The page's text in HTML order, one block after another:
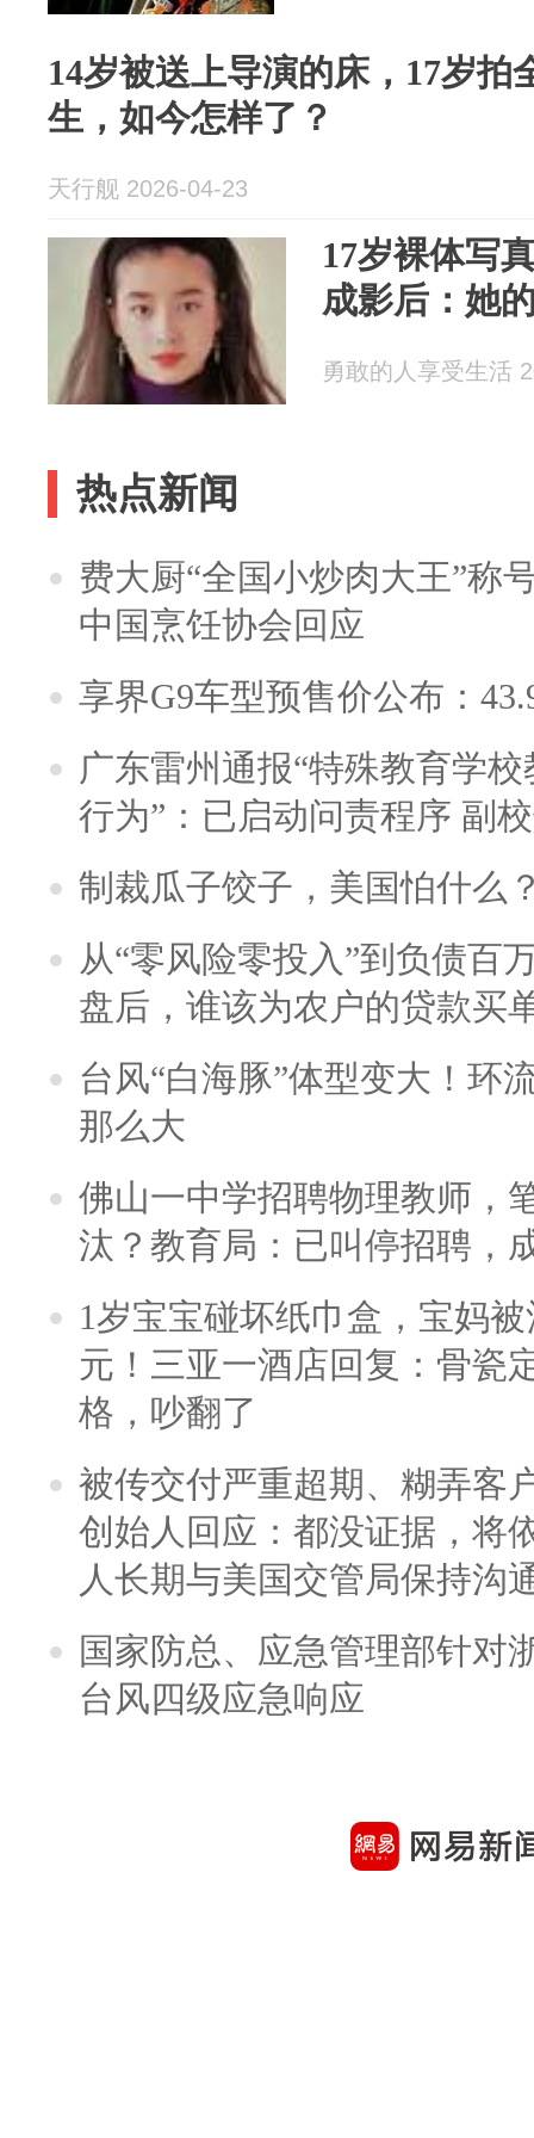
14岁被送上导演的床，17岁拍
生，如今怎样了？
天行舰 2026-04-23
17岁裸体写
成影后：她
勇敢的人享受生活
热点新闻
费大厨“全国小炒肉大王”称
中国烹饪协会回应
享界G9车型预售价公布：
广东雷州通报“特殊教育学
行为”：已启动问责程序 副
制裁瓜子饺子，美国怕什么
从“零风险零投入”到负债百
盘后，谁该为农户的贷款买
台风“白海豚”体型变大！环
那么大
佛山一中学招聘物理教师，
汰？教育局：已叫停招聘，
1岁宝宝碰坏纸巾盒，宝妈
元！三亚一酒店回复：骨瓷
格，吵翻了
被传交付严重超期、糊弄客
创始人回应：都没证据，将
人长期与美国交管局保持沟
国家防总、应急管理部针对
台风四级应急响应